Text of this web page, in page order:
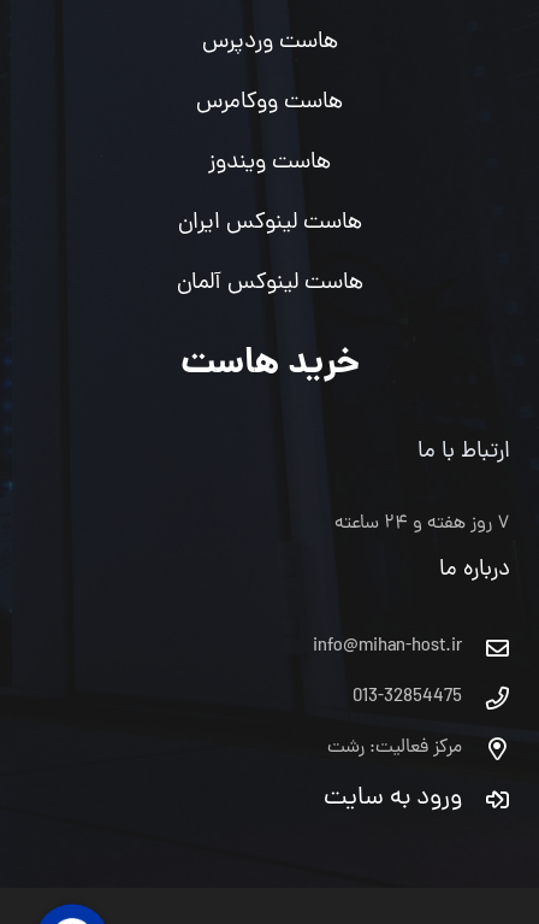
هاست وردپرس
هاست ووکامرس
هاست ویندوز
هاست لینوکس ایران
هاست لینوکس آلمان
خرید هاست
ارتباط با ما
۷ روز هفته و ۲۴ ساعته
درباره ما
info@mihan-host.ir
013-32854475
مرکز فعالیت: رشت
ورود به سایت